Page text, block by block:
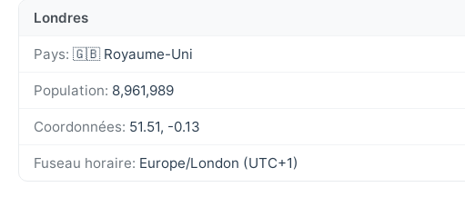
Londres
Pays: 🇬🇧 Royaume-Uni
Population: 8,961,989
Coordonnées: 51.51, -0.13
Fuseau horaire: Europe/London (UTC+1)